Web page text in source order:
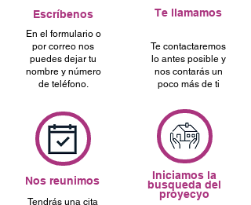
Te contactaremos
lo antes posible y
nos contarás un
poco más de ti
Nos reunimos
Tendrás una cita
Iniciamos la
busqueda del
proyecyo
En el formulario o
por correo nos
puedes dejar tu
nombre y número
de teléfono.
Te llamamos
Escríbenos